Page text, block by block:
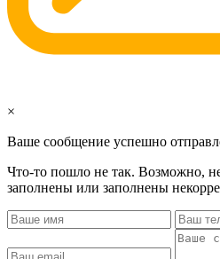
×
Ваше сообщение успешно
Что-то пошло не так. Возможно,
заполнены или заполнены